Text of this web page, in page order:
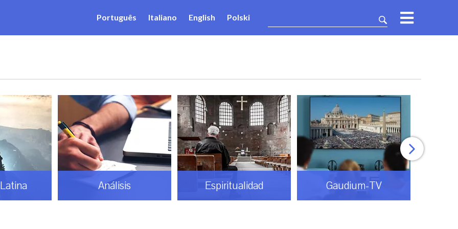
Português Italiano English Polski
Análisis Espiritualidad Gaudium-TV